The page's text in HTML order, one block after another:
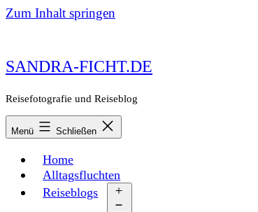
Zum Inhalt springen
SANDRA-FICHT.DE
Reisefotografie und Reiseblog
Menü Schließen
Home
Alltagsfluchten
Reiseblogs